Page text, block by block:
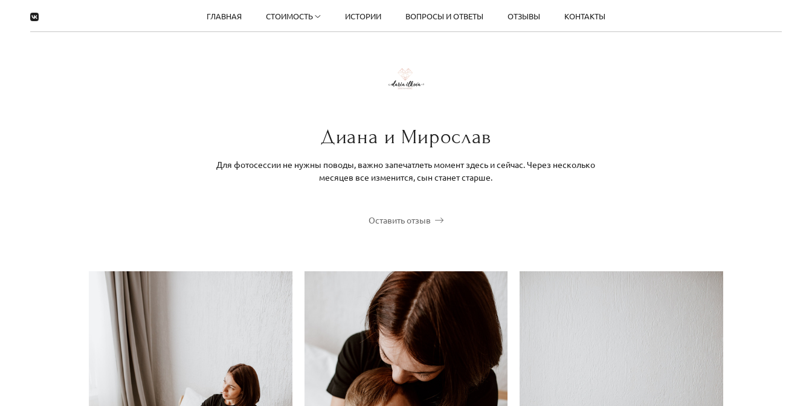
ГЛАВНАЯ СТОИМОСТЬ ИСТОРИИ ВОПРОСЫ И ОТВЕТЫ ОТЗЫВЫ КОНТАКТЫ
Диана и Мирослав
Для фотосессии не нужны поводы, важно запечатлеть момент здесь и сейчас. Через несколько
месяцев все изменится, сын станет старше.
Оставить отзыв